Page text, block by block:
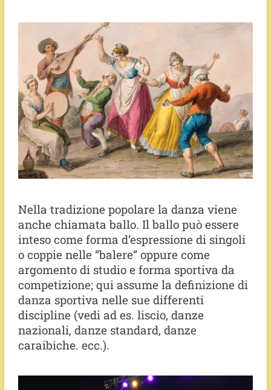
Nella tradizione popolare la danza viene
anche chiamata ballo. Il ballo può essere
inteso come forma d’espressione di singoli
o coppie nelle “balere” oppure come
argomento di studio e forma sportiva da
competizione; qui assume la definizione di
danza sportiva nelle sue differenti
discipline (vedi ad es. liscio, danze
nazionali, danze standard, danze
caraibiche. ecc.).